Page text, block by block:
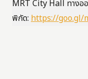
MRT City Hall ทางอ
พิกัด: https://goo.gl/